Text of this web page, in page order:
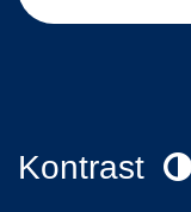
Kontrast